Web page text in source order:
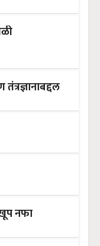
जाणून घेऊ अल्प खर्ची केळी पिकवण तंत्रज्ञानाबद्दल
नफा